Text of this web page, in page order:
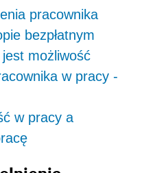
pracownika
bezpłatnym
możliwość
w pracy -
w pracy a